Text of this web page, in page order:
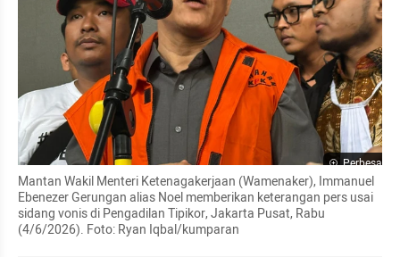
Perbesar
Mantan Wakil Menteri Ketenagakerjaan (Wamenaker), Immanuel
Ebenezer Gerungan alias Noel memberikan keterangan pers usai
sidang vonis di Pengadilan Tipikor, Jakarta Pusat, Rabu
(4/6/2026). Foto: Ryan Iqbal/kumparan